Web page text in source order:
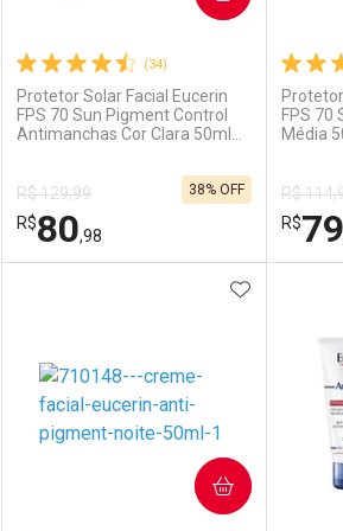
Comprar sem Desconto
Por R$ 79,90/cada
Comprar sem Desconto
Por R$ 79,90/cada
Por
Por
(34)
Protetor Solar Facial Eucerin
FPS 70 Sun Pigment Control
Antimanchas Cor Clara 50ml
R$ 129,99
R$80,98
38% OFF
Laboratório
Por Menos
FPS 70
Média
R$
R$79
Por
COMPRAR